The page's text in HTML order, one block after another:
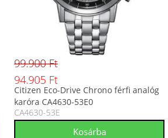
99.900 Ft
94.905 Ft
Citizen Eco-Drive Chrono férfi analóg
karóra CA4630-53E0
CA4630-53E